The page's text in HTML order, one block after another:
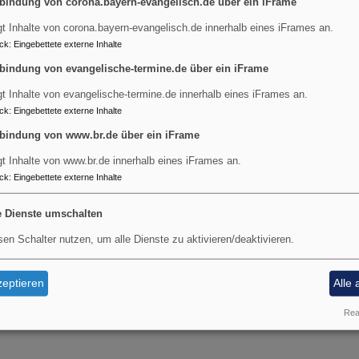
"So viel du brauchst"
Insgesamt 25 Organisationen
und evangelischen Kirche
Initiativen aus ganz
Anregungen, wie ein Alltag
kann, dass er sowohl dem
von corona.bayern-evangelisch.de über ein iFrame
Inhalte von corona.bayern-evangelisch.de innerhalb eines iFrames an.
: Eingebettete externe Inhalte
von evangelische-termine.de über ein iFrame
Inhalte von evangelische-termine.de innerhalb eines iFrames an.
: Eingebettete externe Inhalte
von www.br.de über ein iFrame
Inhalte von www.br.de innerhalb eines iFrames an.
: Eingebettete externe Inhalte
Dienste umschalten
Schalter nutzen, um alle Dienste zu aktivieren/deaktivieren.
Alle